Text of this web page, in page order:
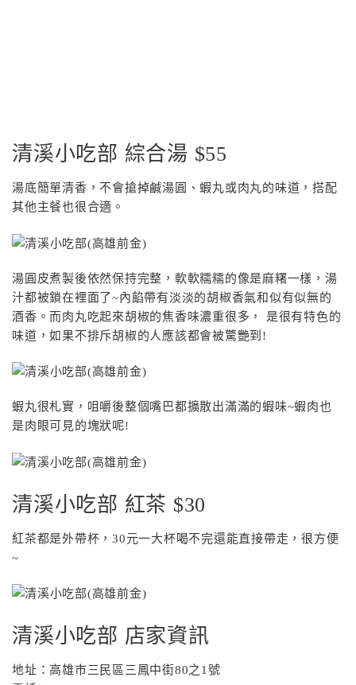
清溪小吃部 綜合湯 $55
湯底簡單清香，不會搶掉鹹湯圓、蝦丸或肉丸的味道，搭配
其他主餐也很合適。
湯圓皮煮製後依然保持完整，軟軟糯糯的像是麻糬一樣，湯
汁都被鎖在裡面了~內餡帶有淡淡的胡椒香氣和似有似無的
酒香。而肉丸吃起來胡椒的焦香味濃重很多， 是很有特色的
味道，如果不排斥胡椒的人應該都會被驚艷到!
蝦丸很札實，咀嚼後整個嘴巴都擴散出滿滿的蝦味~蝦肉也
是肉眼可見的塊狀呢!
清溪小吃部 紅茶 $30
紅茶都是外帶杯，30元一大杯喝不完還能直接帶走，很方便
~
清溪小吃部 店家資訊
地址：高雄市三民區三鳳中街80之1號